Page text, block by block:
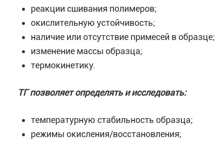
реакции сшивания полимеров;
окислительную устойчивость;
наличие или отсутствие примесей в образце;
изменение массы образца;
термокинетику.
ТГ позволяет определять и исследовать:
температурную стабильность образца;
режимы окисления/восстановления;